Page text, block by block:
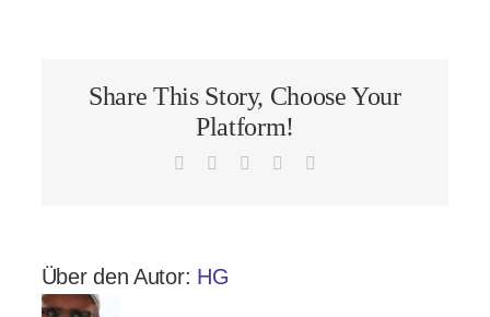
Share This Story, Choose Your
Platform!
Facebook LinkedInPinterest
Über den Autor: HG